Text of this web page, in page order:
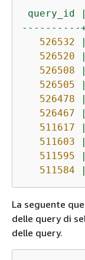
query_id |
----------
526532
|
526520
|
526508
|
526505
|
526478
|
526467
|
511617
|
511603
|
511595
|
511584
|
La seguente
delle query di
delle query.